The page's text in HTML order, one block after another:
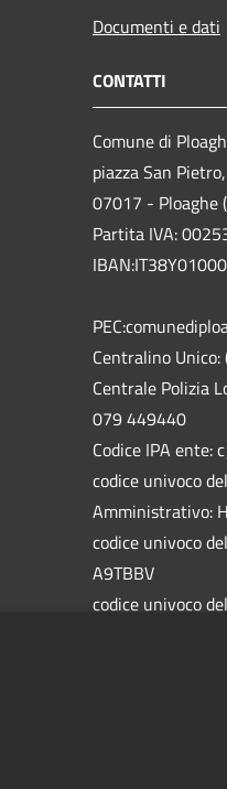
Documenti e dati
CONTATTI
Comune di
piazza San
07017 - Ploaghe
Partita IVA:
Centralino
Centrale Polizia
079 449440
Codice IPA ente:
codice univoco
Amministrativo:
codice univoco
A9TBBV
codice univoco